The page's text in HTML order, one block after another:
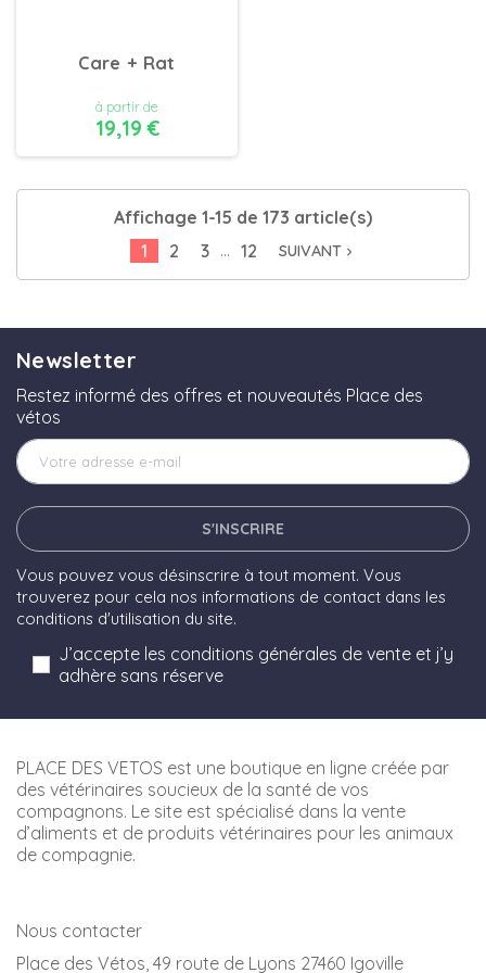
Care + Rat
à partir de
19,19 €
Affichage 1-15 de 173 article(s)
1
2 3 … 12 SUIVANTnavigate_next
Newsletter
Restez informé des offres et nouveautés Place des
vétos
S'INSCRIRE
Vous pouvez vous désinscrire à tout moment. Vous
trouverez pour cela nos informations de contact dans les
conditions d'utilisation du site.
J’accepte les conditions générales de vente et j’y
adhère sans réserve
PLACE DES VETOS est une boutique en ligne créée par
des vétérinaires soucieux de la santé de vos
compagnons. Le site est spécialisé dans la vente
d’aliments et de produits vétérinaires pour les animaux
de compagnie.
Nous contacter
Place des Vétos, 49 route de Lyons 27460 Igoville